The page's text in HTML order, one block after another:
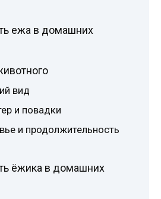
ежа в домашних
вид
и повадки
и продолжительность
ёжика в домашних